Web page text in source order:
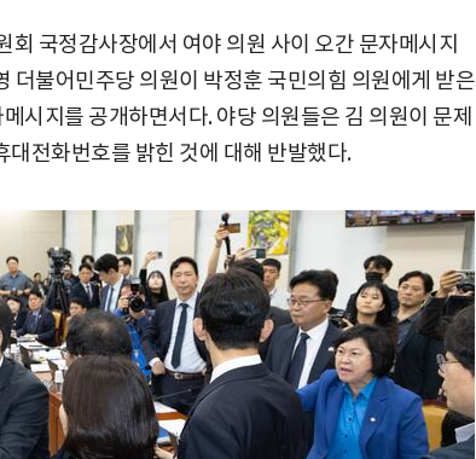
국정감사장에서 여야 의원 사이 오간 문자메시지
더불어민주당 의원이 박정훈 국민의힘 의원에게 받은
시지를 공개하면서다. 야당 의원들은 김 의원이 문제
대전화번호를 밝힌 것에 대해 반발했다.